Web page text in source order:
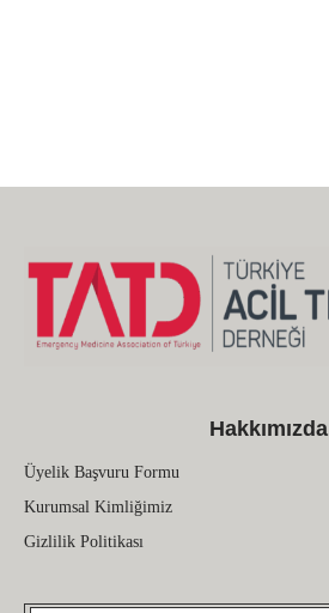
Hakkımızda
Üyelik Başvuru Formu
Kurumsal Kimliğimiz
Gizlilik Politikası